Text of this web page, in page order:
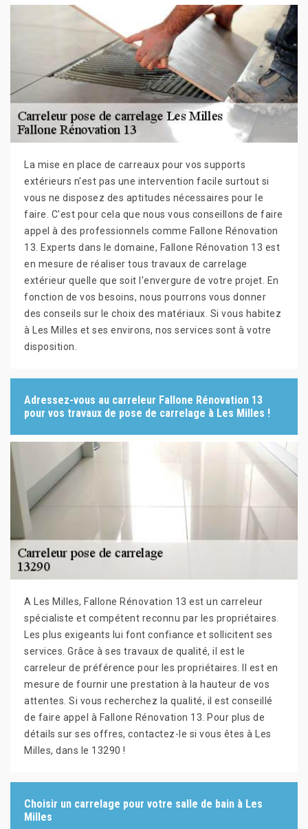
La mise en place de carreaux pour vos supports
extérieurs n'est pas une intervention facile surtout si
vous ne disposez des aptitudes nécessaires pour le
faire. C'est pour cela que nous vous conseillons de faire
appel à des professionnels comme Fallone Rénovation
13. Experts dans le domaine, Fallone Rénovation 13 est
en mesure de réaliser tous travaux de carrelage
extérieur quelle que soit l'envergure de votre projet. En
fonction de vos besoins, nous pourrons vous donner
des conseils sur le choix des matériaux. Si vous habitez
à Les Milles et ses environs, nos services sont à votre
disposition.
Adressez-vous au carreleur Fallone Rénovation 13
pour vos travaux de pose de carrelage à Les Milles !
A Les Milles, Fallone Rénovation 13 est un carreleur
spécialiste et compétent reconnu par les propriétaires.
Les plus exigeants lui font confiance et sollicitent ses
services. Grâce à ses travaux de qualité, il est le
carreleur de préférence pour les propriétaires. Il est en
mesure de fournir une prestation à la hauteur de vos
attentes. Si vous recherchez la qualité, il est conseillé
de faire appel à Fallone Rénovation 13. Pour plus de
détails sur ses offres, contactez-le si vous êtes à Les
Milles, dans le 13290 !
Choisir un carrelage pour votre salle de bain à Les
Milles